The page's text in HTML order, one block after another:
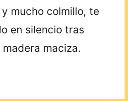
mucho colmillo, te
en silencio tras
maciza.